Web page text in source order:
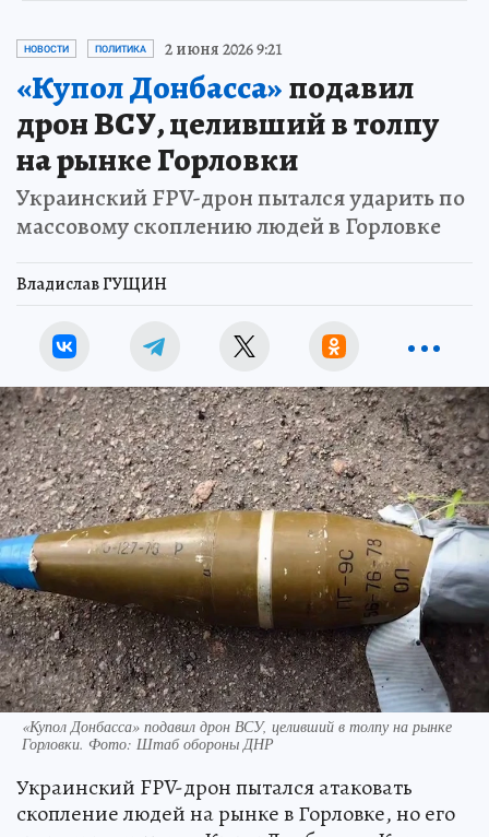
НОВОСТИ ПОЛИТИКА 2 июня 2026 9:21
«Купол Донбасса»подавил
дрон ВСУ, целивший в толпу
на рынке Горловки
Украинский FPV-дрон пытался ударить по
массовому скоплению людей в Горловке
Владислав ГУЩИН
«Купол Донбасса» подавил дрон ВСУ, целивший в толпу на рынке
Горловки. Фото: Штаб обороны ДНР
Украинский FPV-дрон пытался атаковать
скопление людей на рынке в Горловке, но его